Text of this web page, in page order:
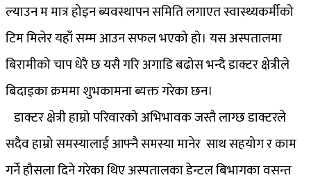
ल्याउन म मात्र होइन ब्यवस्थापन समिति लगाएत स्वास्थ्यकर्मीको
टिम मिलेर यहाँ सम्म आउन सफल भएको हो। यस अस्पतालमा
बिरामीको चाप धेरै छ यसै गरि अगाडि बढोस भन्दै डाक्टर क्षेत्रीले
बिदाइका क्रममा शुभकामना ब्यक्त गरेका छन।
डाक्टर क्षेत्री हाम्रो परिवारको अभिभावक जस्तै लाग्छ डाक्टरले
सदैव हाम्रो समस्यालाई आफ्नै समस्या मानेर साथ सहयोग र काम
गर्ने हौसला दिने गरेका थिए अस्पतालका डेन्टल बिभागका वसन्त